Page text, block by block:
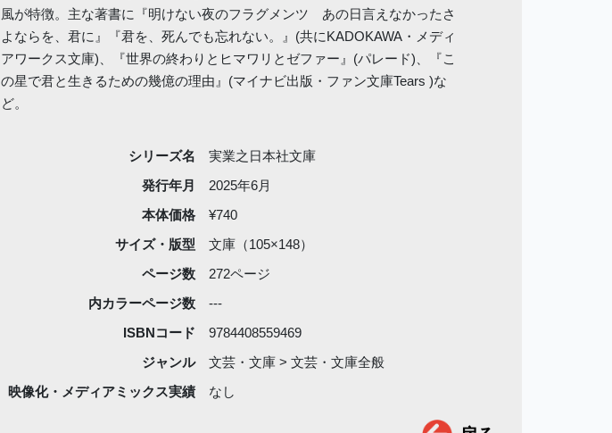
風が特徴。主な著書に『明けない夜のフラグメンツ あの日言えなかったさ
よならを、君に』『君を、死んでも忘れない。』(共にKADOKAWA・メディ
アワークス文庫)、『世界の終わりとヒマワリとゼファー』(パレード)、『こ
の星で君と生きるための幾億の理由』(マイナビ出版・ファン文庫Tears )な
ど。
シリーズ名
実業之日本社文庫
発行年月
2025年6月
本体価格
¥740
サイズ・版型
文庫（105×148）
ページ数
272ページ
内カラーページ数
---
ISBNコード
9784408559469
ジャンル
文芸・文庫 > 文芸・文庫全般
映像化・ メディアミックス実績 なし